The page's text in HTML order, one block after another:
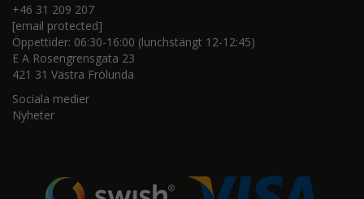
+46 31 209 207
[email protected]
Öppettider: 06:30-16:00 (lunchstängt 12-12:45)
E A Rosengrensgata 23
421 31 Västra Frölunda
Sociala medier
Nyheter